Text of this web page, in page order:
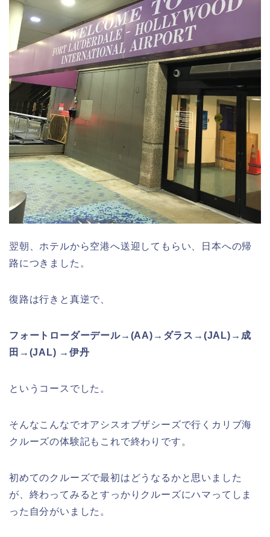
翌朝、ホテルから空港へ送迎してもらい、日本への帰
路につきました。
復路は行きと真逆で、
フォートローダーデール→(AA)→ダラス→(JAL)→成
田→(JAL) →伊丹
というコースでした。
そんなこんなでオアシスオブザシーズで行くカリブ海
クルーズの体験記もこれで終わりです。
初めてのクルーズで最初はどうなるかと思いました
が、終わってみるとすっかりクルーズにハマってしま
った自分がいました。